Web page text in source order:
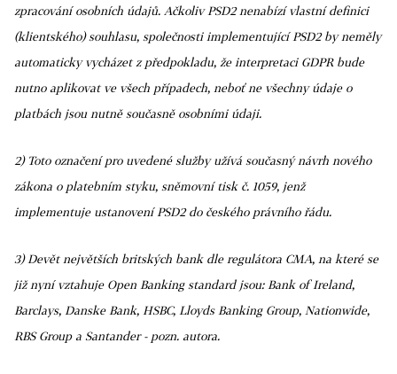
zpracování osobních údajů. Ačkoliv PSD2 nenabízí vlastní definici
(klientského) souhlasu, společnosti implementující PSD2 by neměly
automaticky vycházet z předpokladu, že interpretaci GDPR bude
nutno aplikovat ve všech případech, neboť ne všechny údaje o
platbách jsou nutně současně osobními údaji.
2) Toto označení pro uvedené služby užívá současný návrh nového
zákona o platebním styku, sněmovní tisk č. 1059, jenž
implementuje ustanovení PSD2 do českého právního řádu.
3) Devět největších britských bank dle regulátora CMA, na které se
již nyní vztahuje Open Banking standard jsou: Bank of Ireland,
Barclays, Danske Bank, HSBC, Lloyds Banking Group, Nationwide,
RBS Group a Santander - pozn. autora.